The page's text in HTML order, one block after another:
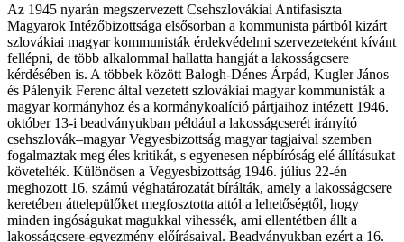
Az 1945 nyarán megszervezett Csehszlovákiai Antifasiszta
Magyarok Intézőbizottsága elsősorban a kommunista pártból kizárt
szlovákiai magyar kommunisták érdekvédelmi szervezeteként kívánt
fellépni, de több alkalommal hallatta hangját a lakosságcsere
kérdésében is. A többek között Balogh-Dénes Árpád, Kugler János
és Pálenyik Ferenc által vezetett szlovákiai magyar kommunisták a
magyar kormányhoz és a kormánykoalíció pártjaihoz intézett 1946.
október 13-i beadványukban például a lakosságcserét irányító
csehszlovák–magyar Vegyesbizottság magyar tagjaival szemben
fogalmaztak meg éles kritikát, s egyenesen népbíróság elé állításukat
követelték. Különösen a Vegyesbizottság 1946. július 22-én
meghozott 16. számú véghatározatát bírálták, amely a lakosságcsere
keretében áttelepülőket megfosztotta attól a lehetőségtől, hogy
minden ingóságukat magukkal vihessék, ami ellentétben állt a
lakosságcsere-egyezmény előírásaival. Beadványukban ezért a 16.